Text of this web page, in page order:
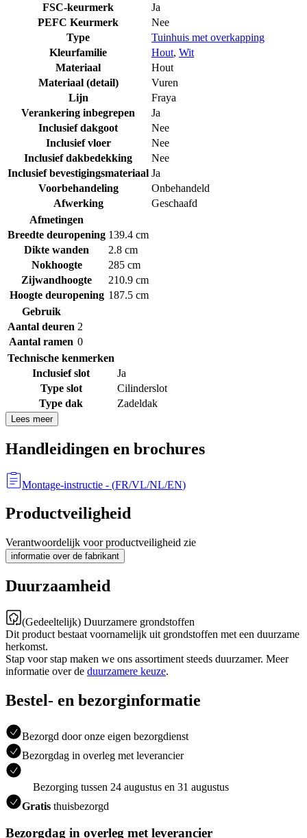
FSC-keurmerk
Ja
PEFC Keurmerk
Nee
Type
Tuinhuis met overkapping
Kleurfamilie
Hout, Wit
Materiaal
Hout
Materiaal (detail)
Vuren
Lijn
Fraya
Verankering inbegrepen
Ja
Inclusief dakgoot
Nee
Inclusief vloer
Nee
Inclusief dakbedekking
Nee
Inclusief bevestigingsmateriaal Ja
Voorbehandeling
Onbehandeld
Afwerking
Geschaafd
Afmetingen
Breedte deuropening 139.4 cm
Dikte wanden
2.8 cm
Nokhoogte
285 cm
Zijwandhoogte
210.9 cm
Hoogte deuropening 187.5 cm
Gebruik
Aantal deuren 2
Aantal ramen 0
Technische kenmerken
Inclusief slot
Ja
Type slot
Cilinderslot
Type dak
Zadeldak
Lees meer
Handleidingen en brochures
Montage-instructie - (FR/VL/NL/EN)
Productveiligheid
Verantwoordelijk voor productveiligheid zie
informatie over de fabrikant
Duurzaamheid
(Gedeeltelijk) Duurzamere grondstoffen
Dit product bestaat voornamelijk uit grondstoffen met een duurzame
herkomst.
Stap voor stap maken we ons assortiment steeds duurzamer. Meer
informatie over de duurzamere keuze.
Bestel- en bezorginformatie
Bezorgd door onze eigen bezorgdienst
Bezorgdag in overleg met leverancier
Bezorging tussen 24 augustus en 31 augustus
Gratis thuisbezorgd
Bezorgdag in overleg met leverancier